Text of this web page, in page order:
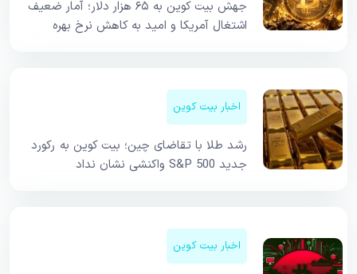
جهش بیت کوین به ۶۵ هزار دلار؛ آمار ضعیف
اشتغال آمریکا و امید به کاهش نرخ بهره
اخبار بیت کوین
رشد طلا با تقاضای چین؛ بیت کوین به رکورد
جدید S&P 500 واکنشی نشان نداد
اخبار بیت کوین